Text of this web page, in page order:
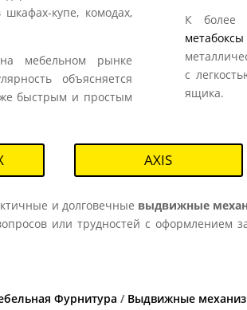
купе, комодах,
мебельном рынке
объясняется
быстрым и простым
К более
метабоксы
с
ящика.
AXIS
и долговечные выдвижные
или трудностей с оформлением
Фурнитура / Выдвижные